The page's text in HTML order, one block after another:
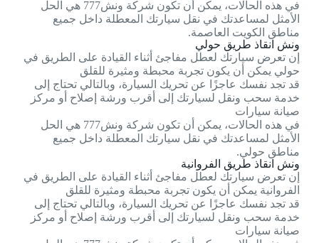
في هذه الحالات، يمكن أن تكون شركة ونش777 هي الحل
الأمثل لمساعدتك في نقل سيارتك المعطلة داخل جميع
مناطق الكويت العاصمة.
ونش انقاذ طريق حولي
إن تعرض سيارتك لعطل مفاجئ أثناء القيادة على الطريق في
حولي يمكن أن يكون تجربة محبطة ومثيرة للقلق
قد تجد نفسك عاجزًا عن تحريك السيارة، وبالتالي تحتاج إلى
خدمة سحب ونقل لسيارتك إلى أقرب ورشة إصلاح أو مركز
صيانة سيارات
في هذه الحالات، يمكن أن تكون شركة ونش777 هي الحل
الأمثل لمساعدتك في نقل سيارتك المعطلة داخل جميع
مناطق حولي.
ونش انقاذ طريق الفروانية
إن تعرض سيارتك لعطل مفاجئ أثناء القيادة على الطريق في
الفروانية يمكن أن يكون تجربة محبطة ومثيرة للقلق
قد تجد نفسك عاجزًا عن تحريك السيارة، وبالتالي تحتاج إلى
خدمة سحب ونقل لسيارتك إلى أقرب ورشة إصلاح أو مركز
صيانة سيارات